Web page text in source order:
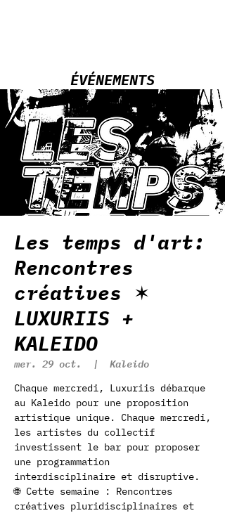
ÉVÉNEMENTS
Les temps d'art:
Rencontres
créatives ✶
LUXURIIS +
KALEIDO
mer. 29 oct.
  |
Kaleido
Chaque mercredi, Luxuriis débarque
au Kaleido pour une proposition
artistique unique. Chaque mercredi,
les artistes du collectif
investissent le bar pour proposer
une programmation
interdisciplinaire et disruptive.
🌐 Cette semaine : Rencontres
créatives pluridisciplinaires et